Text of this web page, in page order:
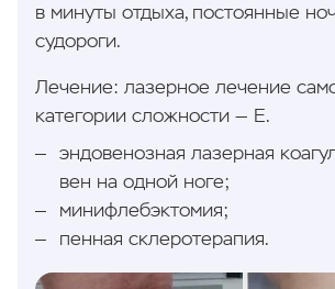
в минуты отдыха, постоянные
судороги.
Лечение: лазерное лечение
категории сложности — Е.
эндовенозная лазерная
вен на одной ноге;
минифлебэктомия;
пенная склеротерапия.